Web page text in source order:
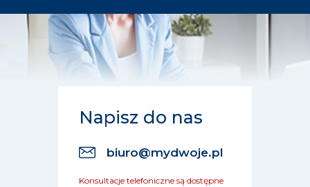
Napisz do nas
biuro@mydwoje.pl
Konsultacje telefoniczne są dostępne